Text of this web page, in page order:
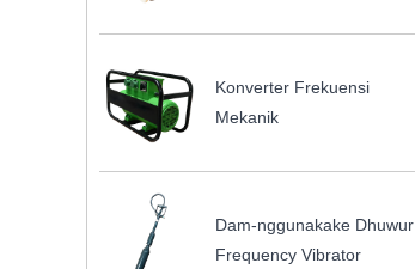
Konverter Frekuensi
Mekanik
Dam-nggunakake Dhuwur
Frequency Vibrator